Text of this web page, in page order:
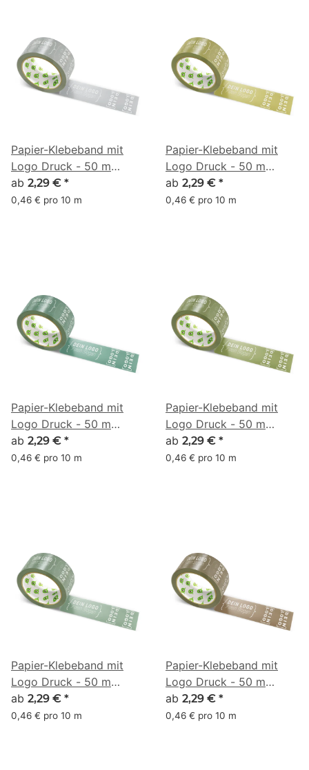
Papier-Klebeband mit
Logo Druck - 50 m
Anthrazitgrau - RGB
(136, 139, 141)
ab 2,29 € *
0,46 € pro 10 m
Papier-Klebeband mit
Logo Druck - 50 m
Anthrazitgrau - RGB (137,
129, 61)
ab 2,29 € *
0,46 € pro 10 m
Papier-Klebeband mit
Logo Druck - 50 m
Anthrazitgrau - RGB (67,
105, 91)
ab 2,29 € *
0,46 € pro 10 m
Papier-Klebeband mit
Logo Druck - 50 m
Anthrazitgrau - RGB (94,
103, 56)
ab 2,29 € *
0,46 € pro 10 m
Papier-Klebeband mit
Logo Druck - 50 m
Anthrazitgrau - RGB (94,
116, 97)
ab 2,29 € *
0,46 € pro 10 m
Papier-Klebeband mit
Logo Druck - 50 m
Anthrazitgrau - RGB (99,
81, 61)
ab 2,29 € *
0,46 € pro 10 m